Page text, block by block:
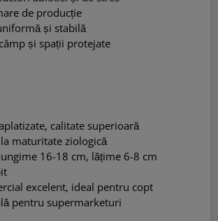
de producție
și stabilă
și spații protejate
calitate superioară
maturitate ziologică
16-18 cm, lățime 6-8 cm
excelent, ideal pentru copt
pentru supermarketuri